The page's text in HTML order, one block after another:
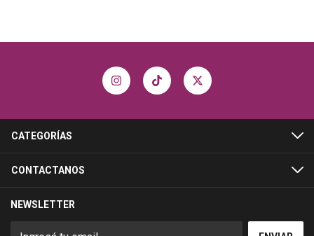
CATEGORÍAS
CONTACTANOS
NEWSLETTER